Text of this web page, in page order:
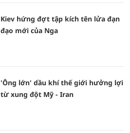
Kiev hứng đợt tập kích tên lửa đạn
đạo mới của Nga
'Ông lớn' dầu khí thế giới hưởng lợi
từ xung đột Mỹ - Iran